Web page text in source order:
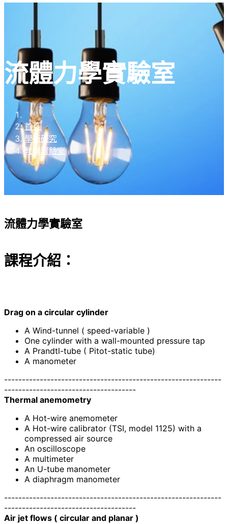
流體力學實驗室
首頁
學術研究
教學實驗室
流體力學實驗室
課程介紹：
Drag on a circular cylinder
A Wind-tunnel ( speed-variable )
One cylinder with a wall-mounted pressure tap
A Prandtl-tube ( Pitot-static tube)
A manometer
-------------------------------------------------------------
-------------------------------------
Thermal anemometry
A Hot-wire anemometer
A Hot-wire calibrator (TSI, model 1125) with a
compressed air source
An oscilloscope
A multimeter
An U-tube manometer
A diaphragm manometer
-------------------------------------------------------------
-------------------------------------
Air jet flows ( circular and planar )